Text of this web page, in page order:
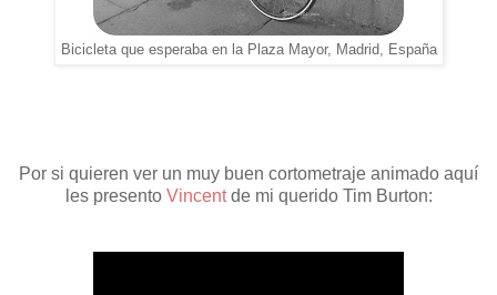
Bicicleta que esperaba en la Plaza Mayor, Madrid, España
Por si quieren ver un muy buen cortometraje animado aquí
les presento Vincentde mi querido Tim Burton: